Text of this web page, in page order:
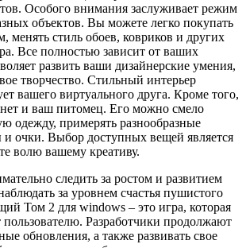
Особого внимания заслуживает режим
объектов. Вы можете легко покупать
менять стиль обоев, ковриков и других
Все полностью зависит от ваших
развить ваши дизайнерские умения,
творчество. Стильный интерьер
вашего виртуального друга. Кроме того,
и ваш питомец. Его можно смело
одежду, примерять разнообразные
и очки. Выбор доступных вещей является
волю вашему креативу.
следить за ростом и развитием
за уровнем счастья пушистого
Том 2 для windows – это игра, которая
пользователю. Разработчики продолжают
обновления, а также развивать свое